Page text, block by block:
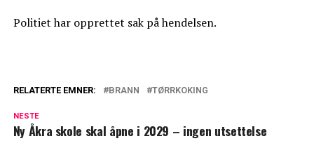
Politiet har opprettet sak på hendelsen.
RELATERTE EMNER: BRANN TØRRKOKING
NESTE
Ny Åkra skole skal åpne i 2029 – ingen utsettelse